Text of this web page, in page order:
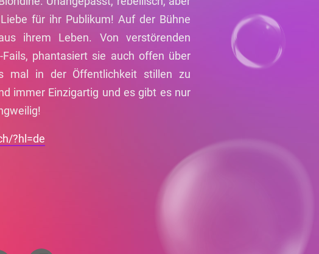
für ihr Publikum! Auf der Bühne
ihrem Leben. Von verstörenden
phantasiert sie auch offen über
mal in der Öffentlichkeit stillen zu
immer Einzigartig und es gibt es nur
?hl=de